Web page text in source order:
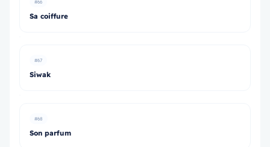
#66
Sa coiffure
#67
Siwak
#68
Son parfum